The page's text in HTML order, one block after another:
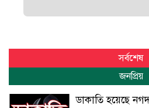
সর্বশেষ
জনপ্রিয়
ডাকাতি হয়েছে